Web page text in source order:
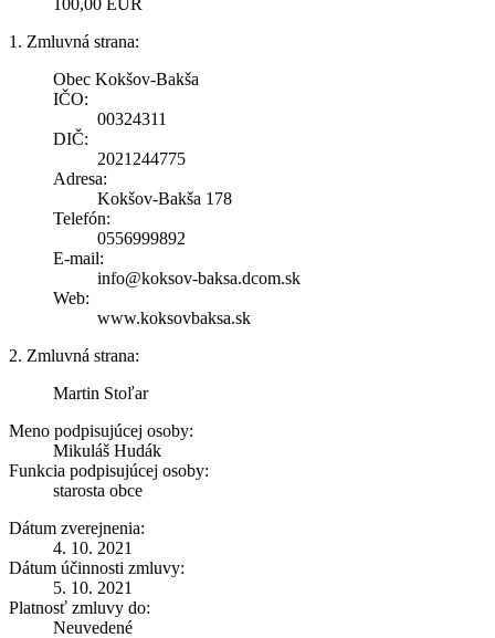
1. Zmluvná strana:
Obec Kokšov-Bakša
IČO:
00324311
DIČ:
2021244775
Adresa:
Kokšov-Bakša 178
Telefón:
0556999892
E-mail:
info@koksov-baksa.dcom.sk
Web:
www.koksovbaksa.sk
2. Zmluvná strana:
Martin Stoľar
Meno podpisujúcej osoby:
Mikuláš Hudák
Funkcia podpisujúcej osoby:
starosta obce
Dátum zverejnenia:
4. 10. 2021
Dátum účinnosti zmluvy:
5. 10. 2021
Platnosť zmluvy do:
Neuvedené